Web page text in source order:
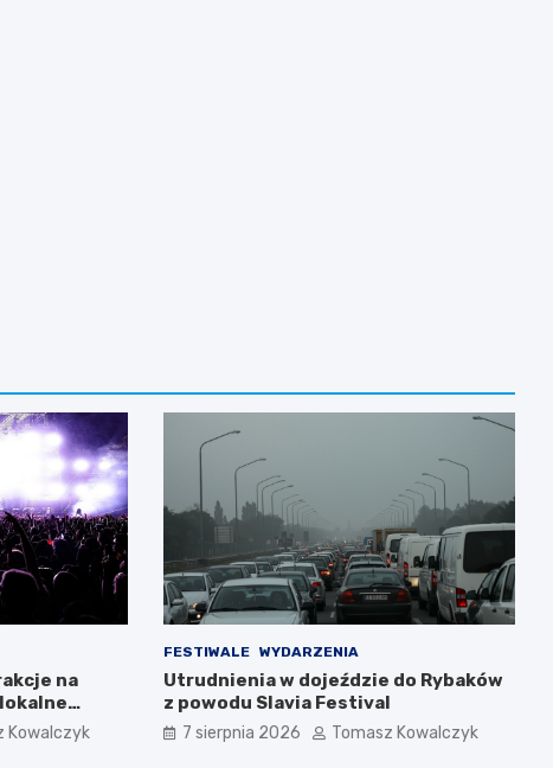
na
Kowalczyk
FESTIWALE WYDARZENIA
Utrudnienia w dojeździe do Rybaków
z powodu Slavia Festival
7 sierpnia 2026 Tomasz Kowalczyk